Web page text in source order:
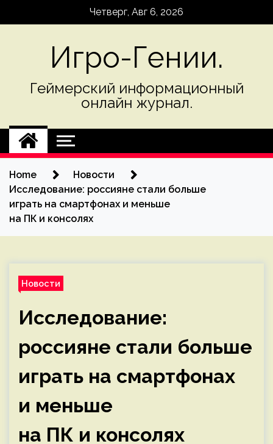
Четверг, Авг 6, 2026
Игро-Гении.
Геймерский информационный
онлайн журнал.
Home
Новости
Исследование: россияне стали больше
играть на смартфонах и меньше
на ПК и консолях
Новости
Исследование:
россияне стали больше
играть на смартфонах
и меньше
на ПК и консолях